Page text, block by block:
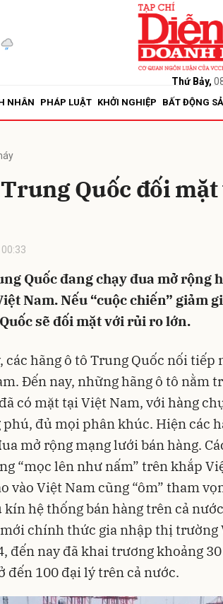
Thứ Bảy,
NHÂN PHÁP LUẬT KHỞI NGHIỆP BẤT ĐỘNG
Quốc đối
Quốc đang chạy đua mở rộng
Nam. Nếu “cuộc chiến” giảm
sẽ đối mặt với rủi ro lớn.
các hãng ô tô Trung Quốc nối tiếp
Đến nay, những hãng ô tô nằm
có mặt tại Việt Nam, với hàng
phú, đủ mọi phân khúc. Hiện các
mở rộng mạng lưới bán hàng.
“mọc lên như nấm” trên khắp
vào Việt Nam cũng “ôm” tham
hệ thống bán hàng trên cả
mới chính thức gia nhập thị trường
đến nay đã khai trương khoảng
đến 100 đại lý trên cả nước.